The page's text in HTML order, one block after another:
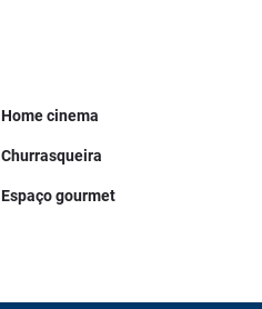
Home cinema
Churrasqueira
Espaço gourmet